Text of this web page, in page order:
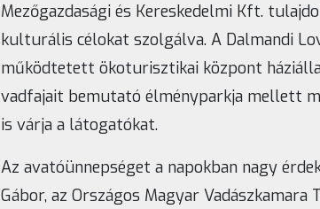
Mezőgazdasági és Kereskedelmi Kft.
kulturális célokat szolgálva. A Dalmandi
működtetett ökoturisztikai központ
vadfajait bemutató élményparkja mellett
is várja a látogatókat.
Az avatóünnepséget a napokban nagy
Gábor, az Országos Magyar